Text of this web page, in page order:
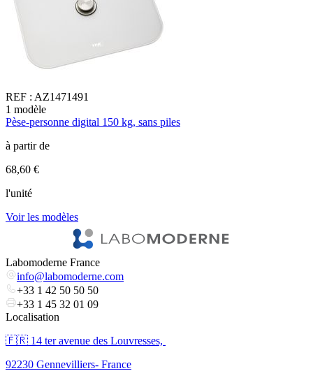
REF : AZ1471491
1 modèle
Pèse-personne digital 150 kg, sans piles
à partir de
68,60 €
l'unité
Voir les modèles
Labomoderne France
info@labomoderne.com
+33 1 42 50 50 50
+33 1 45 32 01 09
Localisation
🇫🇷 ​14 ter avenue des Louvresses,
92230 Gennevilliers- France